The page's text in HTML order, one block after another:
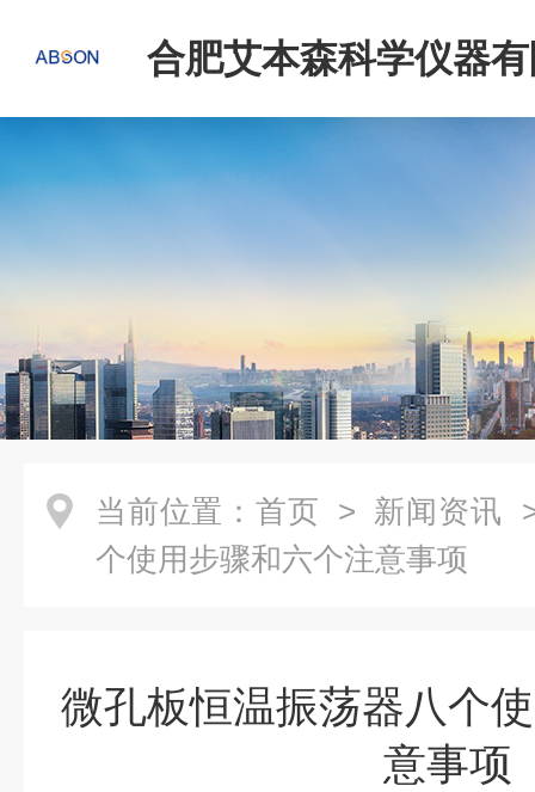
合肥艾本森科学仪器
当前位置： 首页 > 新闻资讯
个使用步骤和六个注意事项
微孔板恒温振荡器八个
意事项